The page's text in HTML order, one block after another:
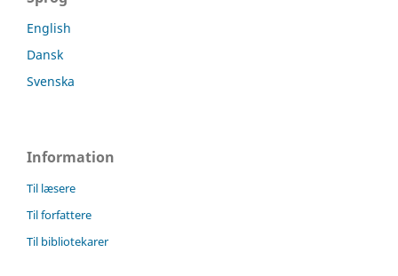
English
Dansk
Svenska
Information
Til læsere
Til forfattere
Til bibliotekarer